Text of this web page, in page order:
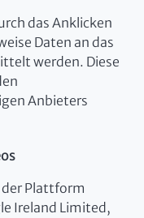
das Anklicken
Daten an das
werden. Diese
Anbieters
der Plattform
Ireland Limited,